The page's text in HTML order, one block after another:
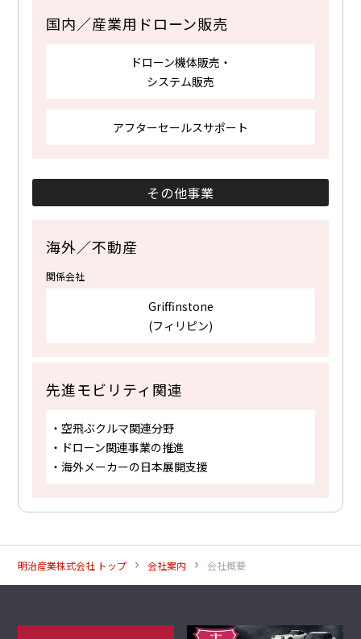
国内／産業用ドローン販売
ドローン機体販売・
システム販売
アフターセールスサポート
その他事業
海外／不動産
関係会社
Griffinstone
(フィリピン)
先進モビリティ関連
・空飛ぶクルマ関連分野
・ドローン関連事業の推進
・海外メーカーの日本展開支援
明治産業株式会社 トップ 会社案内 会社概要